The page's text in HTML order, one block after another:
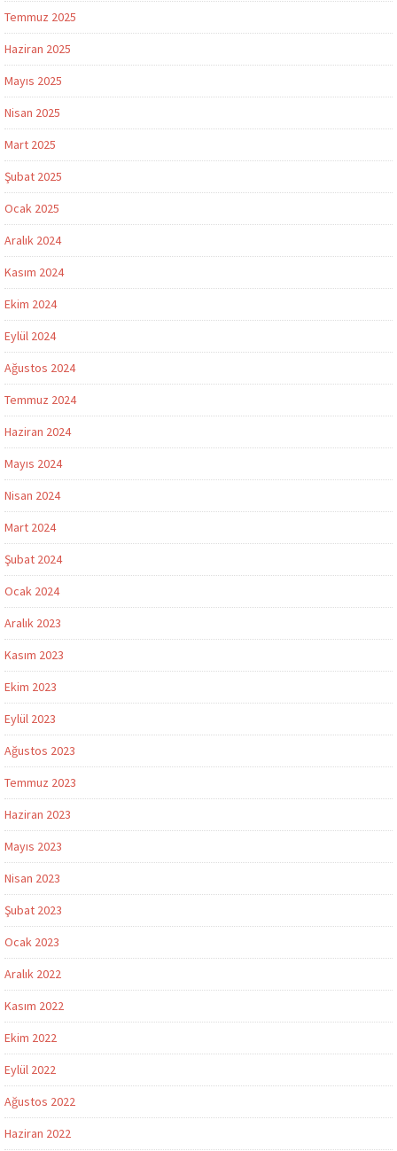
Temmuz 2025
Haziran 2025
Mayıs 2025
Nisan 2025
Mart 2025
Şubat 2025
Ocak 2025
Aralık 2024
Kasım 2024
Ekim 2024
Eylül 2024
Ağustos 2024
Temmuz 2024
Haziran 2024
Mayıs 2024
Nisan 2024
Mart 2024
Şubat 2024
Ocak 2024
Aralık 2023
Kasım 2023
Ekim 2023
Eylül 2023
Ağustos 2023
Temmuz 2023
Haziran 2023
Mayıs 2023
Nisan 2023
Şubat 2023
Ocak 2023
Aralık 2022
Kasım 2022
Ekim 2022
Eylül 2022
Ağustos 2022
Haziran 2022